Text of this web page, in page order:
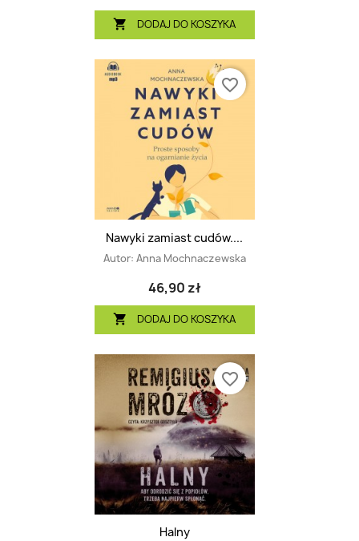
 DODAJ DO KOSZYKA
Nawyki zamiast cudów....
Autor: Anna Mochnaczewska
46,90 zł
 DODAJ DO KOSZYKA
favorite_border
Halny
favorite_border